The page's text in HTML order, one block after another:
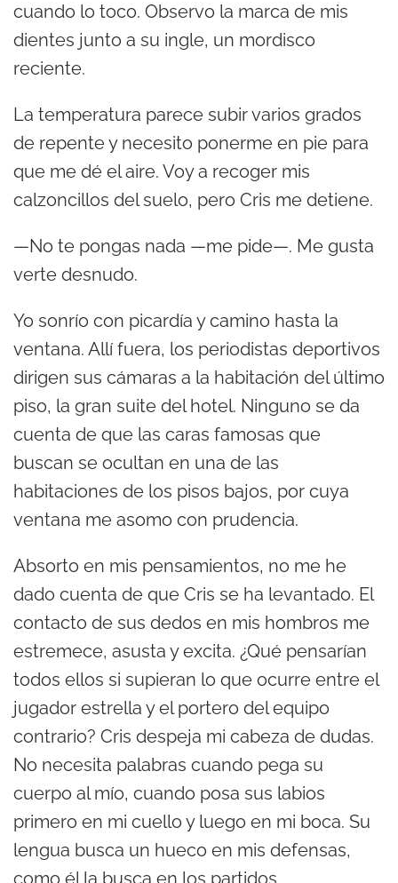
cuando lo toco. Observo la marca de mis
dientes junto a su ingle, un mordisco
reciente.
La temperatura parece subir varios grados
de repente y necesito ponerme en pie para
que me dé el aire. Voy a recoger mis
calzoncillos del suelo, pero Cris me detiene.
—No te pongas nada —me pide—. Me gusta
verte desnudo.
Yo sonrío con picardía y camino hasta la
ventana. Allí fuera, los periodistas deportivos
dirigen sus cámaras a la habitación del último
piso, la gran suite del hotel. Ninguno se da
cuenta de que las caras famosas que
buscan se ocultan en una de las
habitaciones de los pisos bajos, por cuya
ventana me asomo con prudencia.
Absorto en mis pensamientos, no me he
dado cuenta de que Cris se ha levantado. El
contacto de sus dedos en mis hombros me
estremece, asusta y excita. ¿Qué pensarían
todos ellos si supieran lo que ocurre entre el
jugador estrella y el portero del equipo
contrario? Cris despeja mi cabeza de dudas.
No necesita palabras cuando pega su
cuerpo al mío, cuando posa sus labios
primero en mi cuello y luego en mi boca. Su
lengua busca un hueco en mis defensas,
como él la busca en los partidos.